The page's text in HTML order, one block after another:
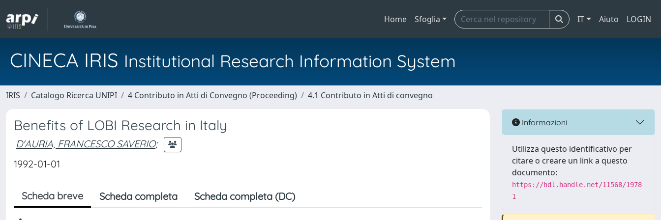
Home Sfoglia IT Aiuto LOGIN
CINECA IRIS Institutional Research Information System
IRIS Catalogo Ricerca UNIPI 4 Contributo in Atti di Convegno (Proceeding) 4.1 Contributo in Atti di convegno
Benefits of LOBI Research in Italy
D'AURIA, FRANCESCO SAVERIO;
1992-01-01
Scheda breve Scheda completa Scheda completa (DC)
Informazioni
Utilizza questo identificativo per
citare o creare un link a questo
documento:
https://hdl.handle.net/11568/1978
1